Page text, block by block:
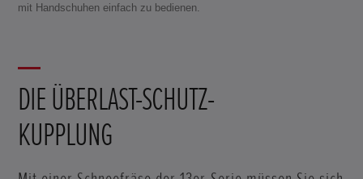
mit Handschuhen einfach zu bedienen.
DIE ÜBERLAST-SCHUTZ-
KUPPLUNG